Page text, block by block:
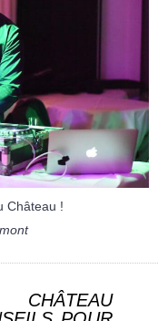
Château !